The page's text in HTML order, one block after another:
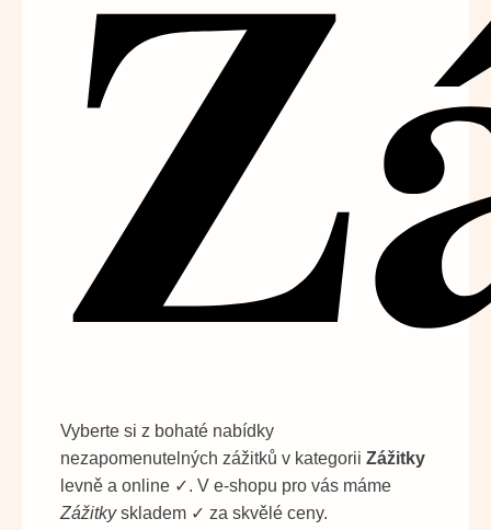
Vyberte si z bohaté nabídky
nezapomenutelných zážitků v kategorii Zážitky
levně a online ✓. V e-shopu pro vás máme
Zážitkyskladem ✓ za skvělé ceny.